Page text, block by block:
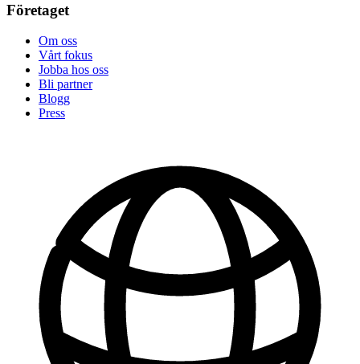
Företaget
Om oss
Vårt fokus
Jobba hos oss
Bli partner
Blogg
Press